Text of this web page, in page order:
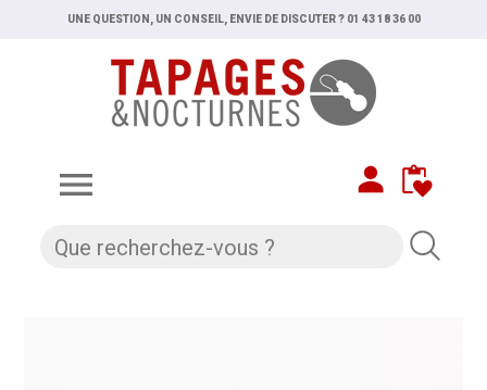
UNE QUESTION, UN CONSEIL, ENVIE DE DISCUTER ? 01 43 18 36 00
